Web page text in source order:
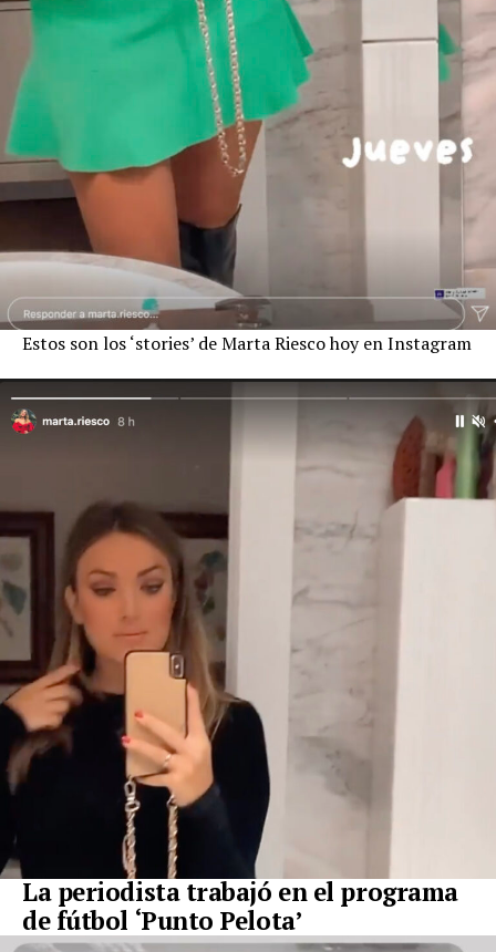
Estos son los ‘stories’ de Marta Riesco hoy en Instagram
La periodista trabajó en el programa
de fútbol ‘Punto Pelota’